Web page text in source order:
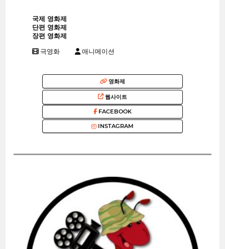
국제 영화제
단편 영화제
장편 영화제
극영화 애니메이션
영화제
웹사이트
FACEBOOK
INSTAGRAM